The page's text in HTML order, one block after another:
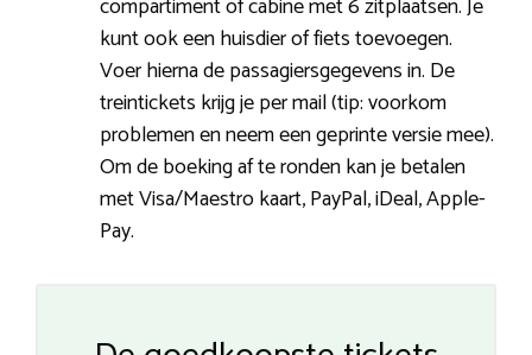
kunt ook een huisdier of fiets toevoegen.
Voer hierna de passagiersgegevens in. De
treintickets krijg je per mail (tip: voorkom
problemen en neem een geprinte versie mee).
Om de boeking af te ronden kan je betalen
met Visa/Maestro kaart, PayPal, iDeal, Apple-
Pay.